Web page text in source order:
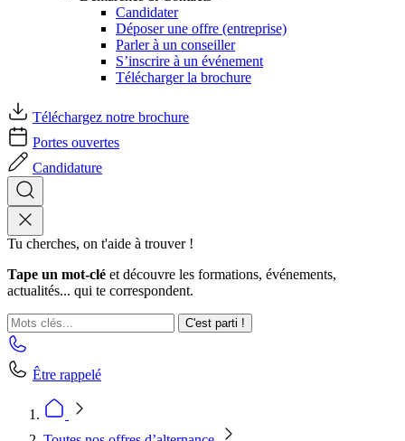
Candidater
Déposer une offre (entreprise)
Parler à un conseiller
S’inscrire à un événement
Télécharger la brochure
Téléchargez notre brochure
Portes ouvertes
Candidature
Tu cherches, on t'aide à trouver !
Tape un mot-clé et découvre les formations, événements,
actualités... qui te correspondent.
C'est parti !
Être rappelé